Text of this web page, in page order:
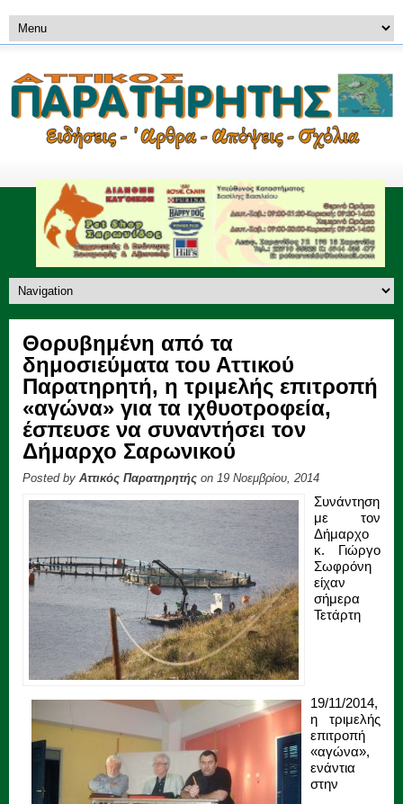
Θορυβημένη από τα
δημοσιεύματα του Αττικού
Παρατηρητή, η τριμελής επιτροπή
«αγώνα» για τα ιχθυοτροφεία,
έσπευσε να συναντήσει τον
Δήμαρχο Σαρωνικού
Posted by Αττικός Παρατηρητής on 19 Νοεμβρίου, 2014
Συνάντηση
με τον
Δήμαρχο
κ. Γιώργο
Σωφρόνη
είχαν
σήμερα
Τετάρτη
19/11/2014,
η τριμελής
επιτροπή
«αγώνα»,
ενάντια
στην